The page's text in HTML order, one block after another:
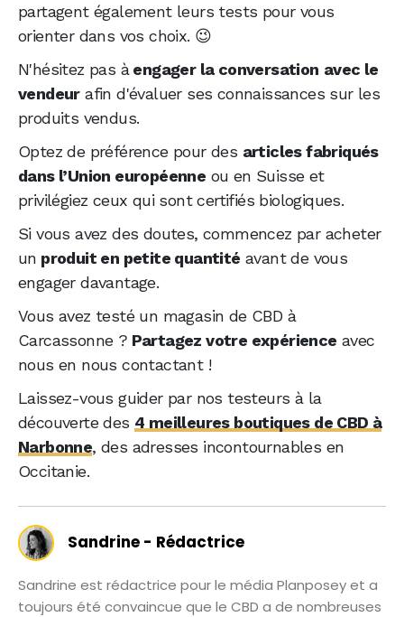
partagent également leurs tests pour vous
orienter dans vos choix. 😉
N'hésitez pas àengager la conversation avec le
vendeurafin d'évaluer ses connaissances sur les
produits vendus.
Optez de préférence pour des articles fabriqués
dans l’Union européenne ou en Suisse et
privilégiez ceux qui sont certifiés biologiques.
Si vous avez des doutes, commencez par acheter
un produit en petite quantité avant de vous
engager davantage.
Vous avez testé un magasin de CBD à
Carcassonne ? Partagez votre expérience avec
nous en nous contactant !
Laissez-vous guider par nos testeurs à la
découverte des 4 meilleures boutiques de CBD à
Narbonne, des adresses incontournables en
Occitanie.
Sandrine - Rédactrice
Sandrine est rédactrice pour le média Planposey et a
toujours été convaincue que le CBD a de nombreuses